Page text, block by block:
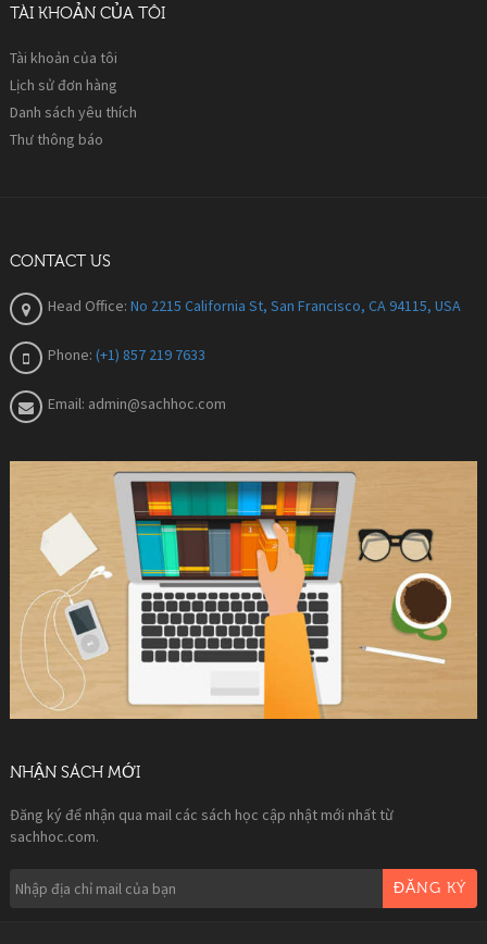
TÀI KHOẢN CỦA TÔI
Tài khoản của tôi
Lịch sử đơn hàng
Danh sách yêu thích
Thư thông báo
CONTACT US
Head Office: No 2215 California St, San Francisco, CA 94115, USA
Phone: (+1) 857 219 7633
Email: admin@sachhoc.com
NHẬN SÁCH MỚI
Đăng ký để nhận qua mail các sách học cập nhật mới nhất từ
sachhoc.com.
ĐĂNG KÝ